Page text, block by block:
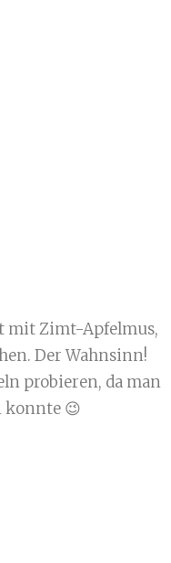
mit Zimt-Apfelmus,
Der Wahnsinn!
probieren, da man
konnte 😉